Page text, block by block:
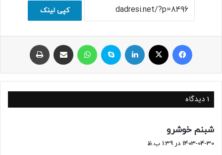
کپی لینک
فیسبوک ایکس لینکداین اسکایپ واتس آپ اشتراک با ایمیل
1 دیدگاه
شبنم خوشرو
ف
1403-04-30 در 1:39 ب.ظ